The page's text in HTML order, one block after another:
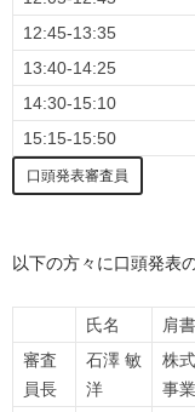
12:45-13:35
13:40-14:25
14:30-15:10
15:15-15:50
口頭発表審査員
以下の方々に口頭発表
氏名 肩書
審査
員長
石澤 敏
洋
株
事